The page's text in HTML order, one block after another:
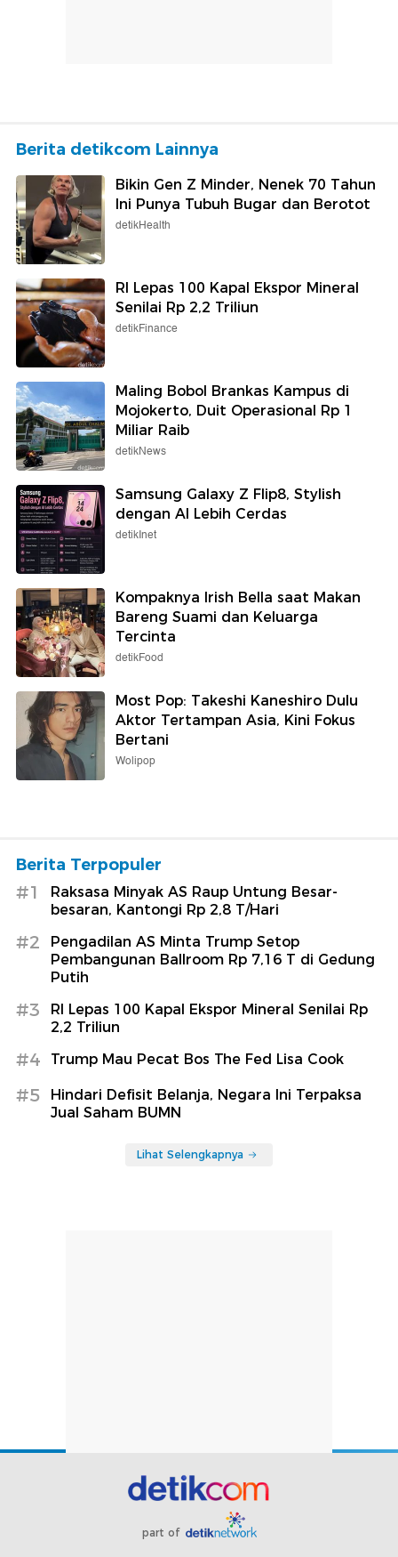
Berita detikcom Lainnya
Bikin Gen Z Minder, Nenek 70 Tahun
Ini Punya Tubuh Bugar dan Berotot
detikHealth
RI Lepas 100 Kapal Ekspor Mineral
Senilai Rp 2,2 Triliun
detikFinance
Maling Bobol Brankas Kampus di
Mojokerto, Duit Operasional Rp 1
Miliar Raib
detikNews
Samsung Galaxy Z Flip8, Stylish
dengan AI Lebih Cerdas
detikInet
Kompaknya Irish Bella saat Makan
Bareng Suami dan Keluarga
Tercinta
detikFood
Most Pop: Takeshi Kaneshiro Dulu
Aktor Tertampan Asia, Kini Fokus
Bertani
Wolipop
Berita Terpopuler
#1
Raksasa Minyak AS Raup Untung Besar-
besaran, Kantongi Rp 2,8 T/Hari
#2
Pengadilan AS Minta Trump Setop
Pembangunan Ballroom Rp 7,16 T di Gedung
Putih
#3
RI Lepas 100 Kapal Ekspor Mineral Senilai Rp
2,2 Triliun
#4 Trump Mau Pecat Bos The Fed Lisa Cook
#5
Hindari Defisit Belanja, Negara Ini Terpaksa
Jual Saham BUMN
Lihat Selengkapnya
part of